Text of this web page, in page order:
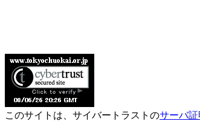
このサイトは、サイバートラストのサーバ